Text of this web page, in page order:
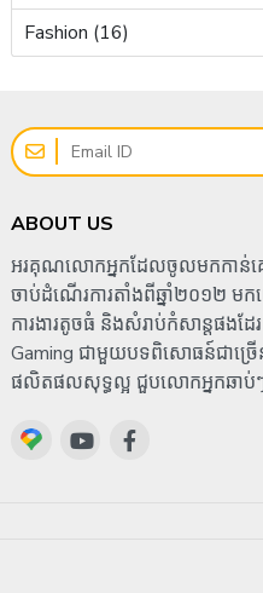
Fashion (16)
ABOUT US
អរគុណលោកអ្នកដែលចូលមកកាន់គ
ចាប់ដំណើរការតាំងពីឆ្នាំ២០១២ ម
ការងារតូចធំ និងសំរាប់កំសាន្តផងដ
Gaming ជាមួយបទពិសោធន៍ជាច្រើន
ផលិតផលសុទ្ធល្អ ជួបលោកអ្នកឆា